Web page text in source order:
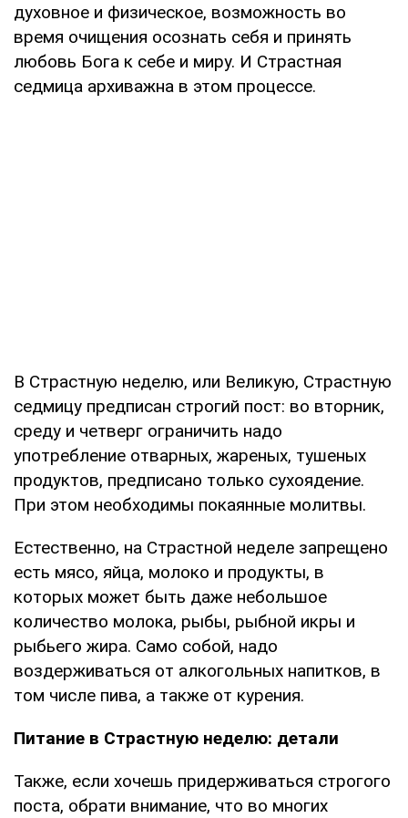
духовное и физическое, возможность во
время очищения осознать себя и принять
любовь Бога к себе и миру. И Страстная
седмица архиважна в этом процессе.
В Страстную неделю, или Великую, Страстную
седмицу предписан строгий пост: во вторник,
среду и четверг ограничить надо
употребление отварных, жареных, тушеных
продуктов, предписано только сухоядение.
При этом необходимы покаянные молитвы.
Естественно, на Страстной неделе запрещено
есть мясо, яйца, молоко и продукты, в
которых может быть даже небольшое
количество молока, рыбы, рыбной икры и
рыбьего жира. Само собой, надо
воздерживаться от алкогольных напитков, в
том числе пива, а также от курения.
Питание в Страстную неделю: детали
Также, если хочешь придерживаться строгого
поста, обрати внимание, что во многих